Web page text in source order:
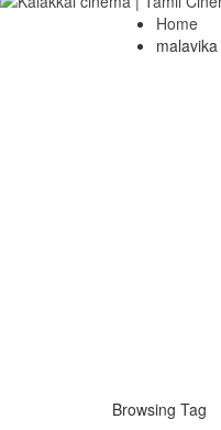
Home
Browsing Tag